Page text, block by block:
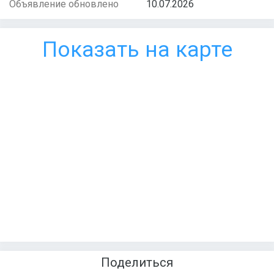
Объявление обновлено
10.07.2026
Показать на карте
Поделиться